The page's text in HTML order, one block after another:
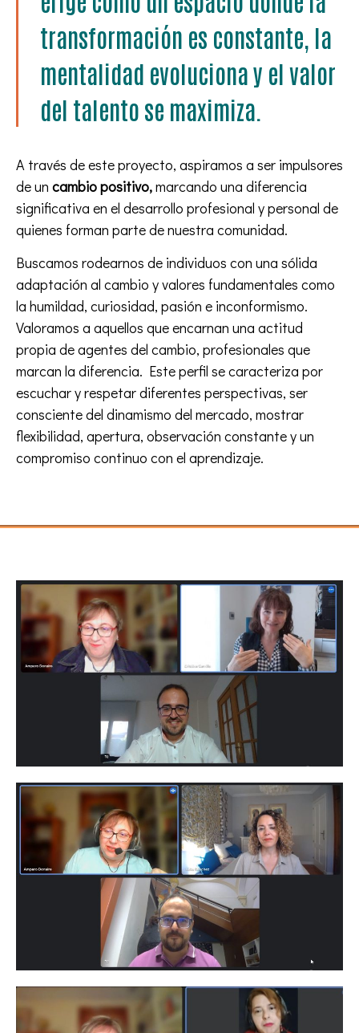
transformación es constante, la
mentalidad evoluciona y el valor
del talento se maximiza.
A través de este proyecto, aspiramos a ser impulsores
de un cambio positivo,marcando una diferencia
significativa en el desarrollo profesional y personal de
quienes forman parte de nuestra comunidad.
Buscamos rodearnos de individuos con una sólida
adaptación al cambio y valores fundamentales como
la humildad, curiosidad, pasión e inconformismo.
Valoramos a aquellos que encarnan una actitud
propia de agentes del cambio, profesionales que
marcan la diferencia. Este perfil se caracteriza por
escuchar y respetar diferentes perspectivas, ser
consciente del dinamismo del mercado, mostrar
flexibilidad, apertura, observación constante y un
compromiso continuo con el aprendizaje.